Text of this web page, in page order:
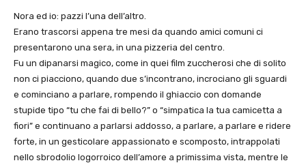
Nora ed io: pazzi l’una dell’altro.
Erano trascorsi appena tre mesi da quando amici comuni ci
presentarono una sera, in una pizzeria del centro.
Fu un dipanarsi magico, come in quei film zuccherosi che di solito
non ci piacciono, quando due s’incontrano, incrociano gli sguardi
e cominciano a parlare, rompendo il ghiaccio con domande
stupide tipo “tu che fai di bello?” o “simpatica la tua camicetta a
fiori” e continuano a parlarsi addosso, a parlare, a parlare e ridere
forte, in un gesticolare appassionato e scomposto, intrappolati
nello sbrodolio logorroico dell’amore a primissima vista, mentre le